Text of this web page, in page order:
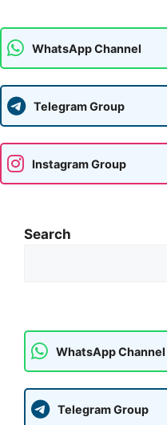
WhatsApp Channel
Telegram Group
Instagram Group
Search
WhatsApp Channel
Telegram Group